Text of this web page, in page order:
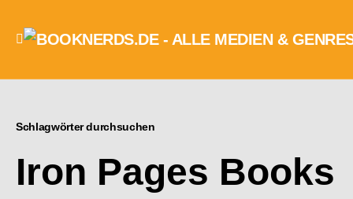
Schlagwörter durchsuchen
Iron Pages Books